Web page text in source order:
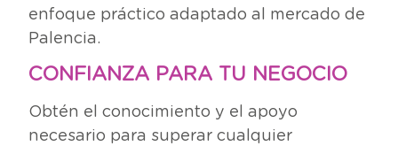
enfoque práctico adaptado al mercado de
Palencia.
CONFIANZA PARA TU NEGOCIO
Obtén el conocimiento y el apoyo
necesario para superar cualquier